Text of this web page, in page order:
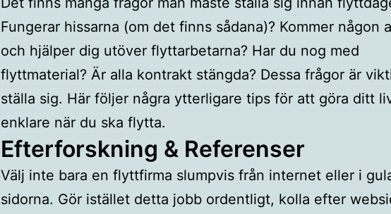
Fungerar hissarna (om det finns sådana)? Kommer någon
och hjälper dig utöver flyttarbetarna? Har du nog med
flyttmaterial? Är alla kontrakt stängda? Dessa frågor är
ställa sig. Här följer några ytterligare tips för att göra ditt
enklare när du ska flytta.
Efterforskning & Referenser
Välj inte bara en flyttfirma slumpvis från internet eller i
sidorna. Gör istället detta jobb ordentligt, kolla efter